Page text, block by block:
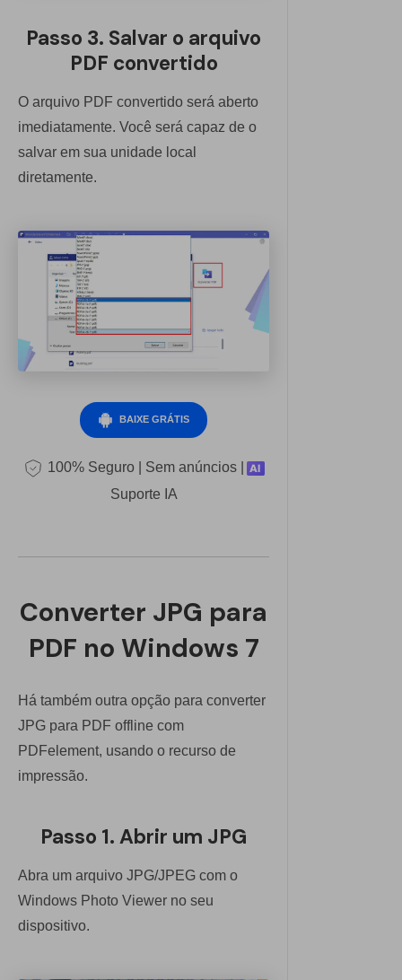
Passo 3. Salvar o arquivo
PDF convertido
O arquivo PDF convertido será aberto
imediatamente. Você será capaz de o
salvar em sua unidade local
diretamente.
BAIXE GRÁTIS
100% Seguro | Sem anúncios |
Suporte IA
Converter JPG para
PDF no Windows 7
Há também outra opção para converter
JPG para PDF offline com
PDFelement, usando o recurso de
impressão.
Passo 1. Abrir um JPG
Abra um arquivo JPG/JPEG com o
Windows Photo Viewer no seu
dispositivo.